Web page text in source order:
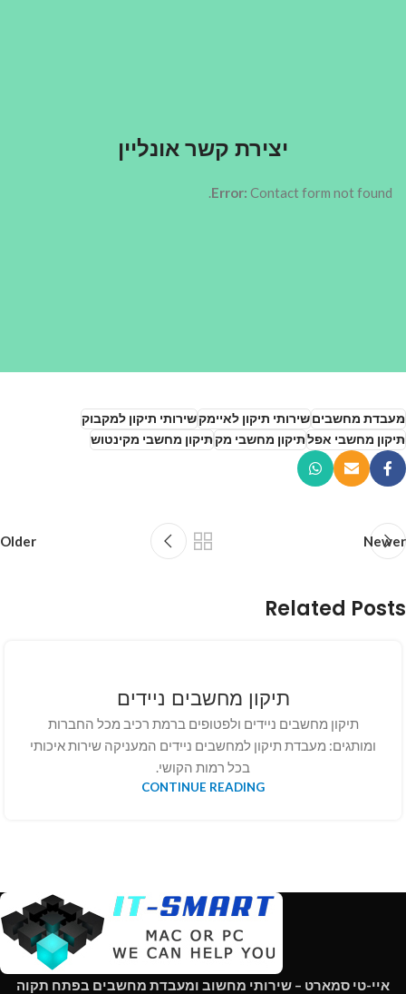
יצירת קשר אונליין
Error: Contact form not found.
מעבדת מחשביםשירותי תיקון לאיימקשירותי תיקון למקבוק
תיקון מחשבי אפלתיקון מחשבי מקתיקון מחשבי מקינטוש
Newer
Older
Related Posts
תיקון מחשבים ניידים
תיקון מחשבים ניידים ולפטופים ברמת רכיב מכל החברות
ומותגים: מעבדת תיקון למחשבים ניידים המעניקה שירות איכותי
בכל רמות הקושי.
CONTINUE READING
איי-טי סמארט – שירותי מחשוב ומעבדת מחשבים בפתח תקוה